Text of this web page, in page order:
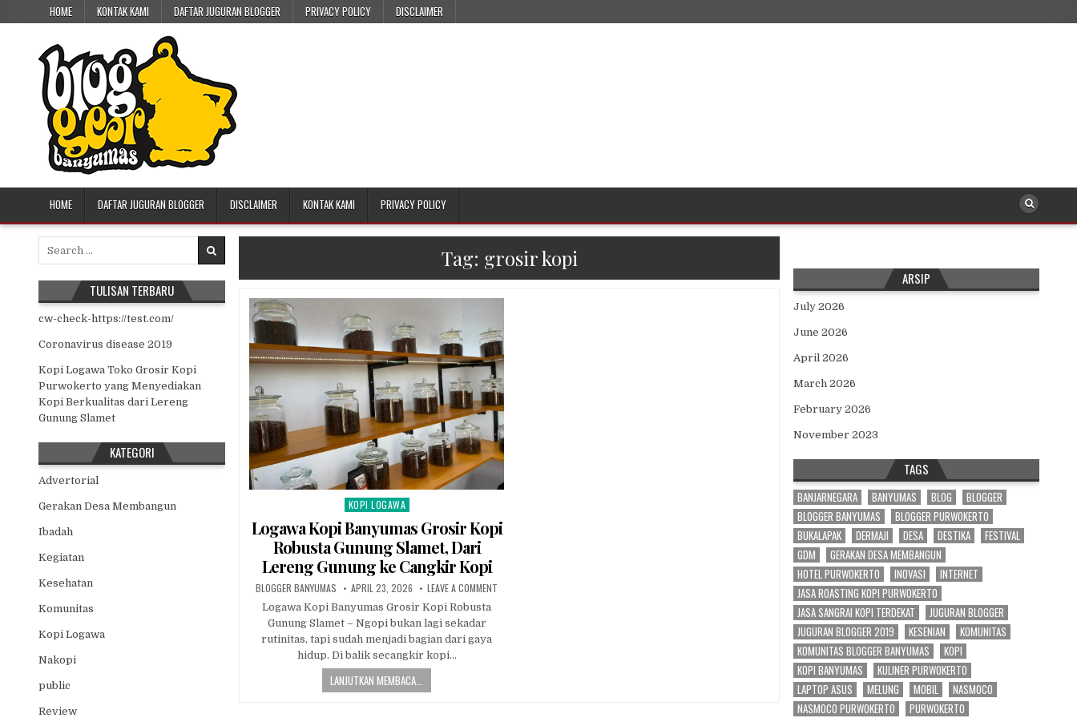
Skip to content
HOME KONTAK KAMI DAFTAR JUGURAN BLOGGER PRIVACY POLICY DISCLAIMER
HOME DAFTAR JUGURAN BLOGGER DISCLAIMER KONTAK KAMI PRIVACY POLICY
Tag: grosir kopi
Posted in
KOPI LOGAWA
Logawa Kopi Banyumas Grosir Kopi
Robusta Gunung Slamet, Dari
Lereng Gunung ke Cangkir Kopi
AUTHOR:
BLOGGER BANYUMAS PUBLISHED DATE:
APRIL 23, 2026 LEAVE A COMMENT ON LOGAWA KOPI BANYUMAS GROSIR KOPI ROBUSTA GUNUNG SLAMET, DARI LERENG GUNUNG KE CANGKIR KOPI
Logawa Kopi Banyumas Grosir Kopi Robusta
Gunung Slamet – Ngopi bukan lagi sekadar
rutinitas, tapi sudah menjadi bagian dari gaya
hidup. Di balik secangkir kopi…
LANJUTKAN MEMBACA...
Search for:
TULISAN TERBARU
cw-check-https://test.com/
Coronavirus disease 2019
Kopi Logawa Toko Grosir Kopi
Purwokerto yang Menyediakan
Kopi Berkualitas dari Lereng
Gunung Slamet
KATEGORI
Advertorial
Gerakan Desa Membangun
Ibadah
Kegiatan
Kesehatan
Komunitas
Kopi Logawa
Nakopi
public
Review
ARSIP
July 2026
June 2026
April 2026
March 2026
February 2026
November 2023
TAGS
BANJARNEGARA BANYUMAS BLOG
BLOGGER
BLOGGER BANYUMAS
BLOGGER PURWOKERTO
BUKALAPAK
DERMAJI DESA DESTIKA
FESTIVAL
GDM
GERAKAN DESA MEMBANGUN
HOTEL PURWOKERTO
INOVASI
INTERNET
JASA ROASTING KOPI PURWOKERTO
JASA SANGRAI KOPI TERDEKAT
JUGURAN BLOGGER
JUGURAN BLOGGER 2019
KESENIAN
KOMUNITAS
KOMUNITAS BLOGGER BANYUMAS
KOPI
KOPI BANYUMAS
KULINER PURWOKERTO
LAPTOP ASUS
MELUNG MOBIL
NASMOCO
NASMOCO PURWOKERTO
PURWOKERTO